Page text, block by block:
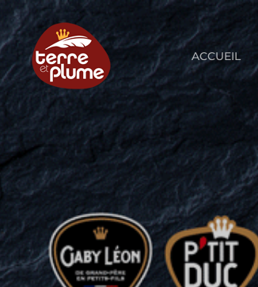
Skip
to
content
ACCUEIL